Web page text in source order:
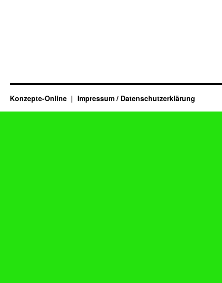
Konzepte-Online Impressum / Datenschutzerklärung